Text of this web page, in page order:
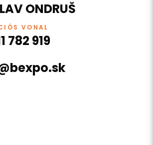
ONDRUŠ
VONAL
782 919